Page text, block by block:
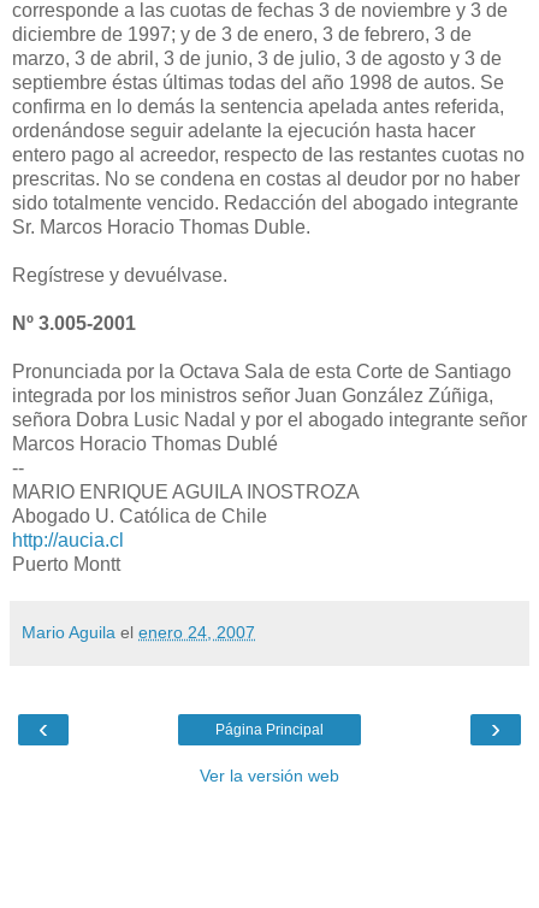
corresponde a las cuotas de fechas 3 de noviembre y 3 de
diciembre de 1997; y de 3 de enero, 3 de febrero, 3 de
marzo, 3 de abril, 3 de junio, 3 de julio, 3 de agosto y 3 de
septiembre éstas últimas todas del año 1998 de autos. Se
confirma en lo demás la sentencia apelada antes referida,
ordenándose seguir adelante la ejecución hasta hacer
entero pago al acreedor, respecto de las restantes cuotas no
prescritas. No se condena en costas al deudor por no haber
sido totalmente vencido. Redacción del abogado integrante
Sr. Marcos Horacio Thomas Duble.
Regístrese y devuélvase.
Nº 3.005-2001
Pronunciada por la Octava Sala de esta Corte de Santiago
integrada por los ministros señor Juan González Zúñiga,
señora Dobra Lusic Nadal y por el abogado integrante señor
Marcos Horacio Thomas Dublé
--
MARIO ENRIQUE AGUILA INOSTROZA
Abogado U. Católica de Chile
http://aucia.cl
Puerto Montt
Mario Aguila el enero 24, 2007
‹ ›
Página Principal
Ver la versión web